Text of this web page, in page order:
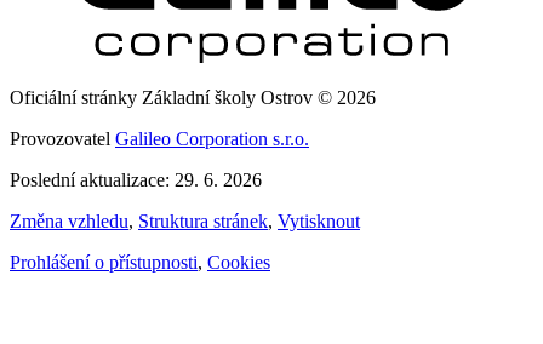
Oficiální stránky Základní školy Ostrov © 2026
Provozovatel Galileo Corporation s.r.o.
Poslední aktualizace: 29. 6. 2026
Změna vzhledu, Struktura stránek, Vytisknout
Prohlášení o přístupnosti, Cookies